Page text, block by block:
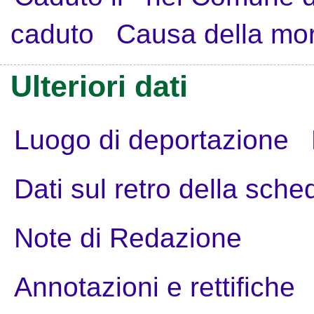
caduto
Causa della
Ulteriori dati
Luogo di deportazione
Dati sul retro della
Note di Redazione
Annotazioni e rettifiche